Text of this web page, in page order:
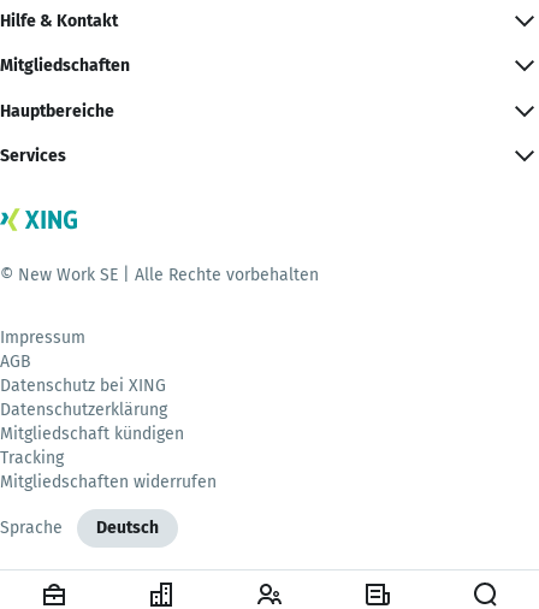
Hilfe & Kontakt
Mitgliedschaften
Hauptbereiche
Services
© New Work SE | Alle Rechte vorbehalten
Impressum
AGB
Datenschutz bei XING
Datenschutzerklärung
Mitgliedschaft kündigen
Tracking
Mitgliedschaften widerrufen
Sprache Deutsch